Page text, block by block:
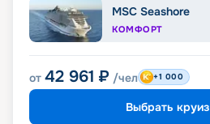
MSC Seashore
КОМФОРТ
от 42 961 ₽ /чел +1 000
Выбрать круиз